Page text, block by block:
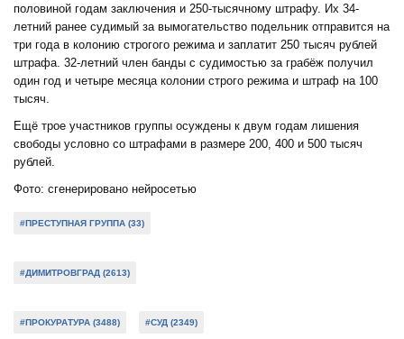
половиной годам заключения и 250-тысячному штрафу. Их 34-
летний ранее судимый за вымогательство подельник отправится на
три года в колонию строгого режима и заплатит 250 тысяч рублей
штрафа. 32-летний член банды с судимостью за грабёж получил
один год и четыре месяца колонии строго режима и штраф на 100
тысяч.
Ещё трое участников группы осуждены к двум годам лишения
свободы условно со штрафами в размере 200, 400 и 500 тысяч
рублей.
Фото: сгенерировано нейросетью
#ПРЕСТУПНАЯ ГРУППА (33)
#ДИМИТРОВГРАД (2613)
#ПРОКУРАТУРА (3488) #СУД (2349)